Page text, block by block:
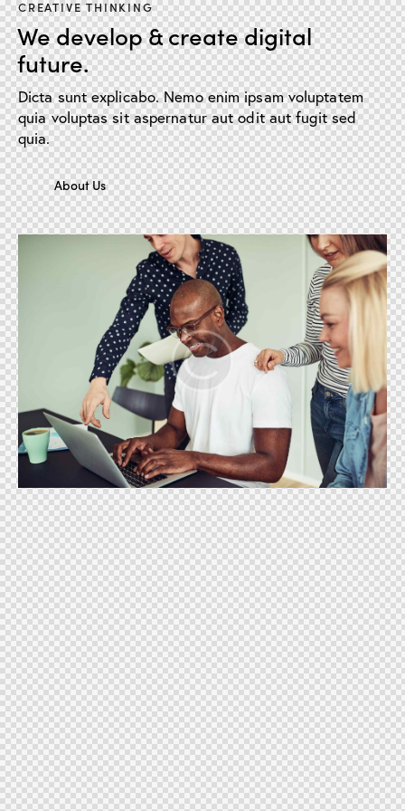
CREATIVE THINKING
We develop & create digital
future.
Dicta sunt explicabo. Nemo enim ipsam voluptatem
quia voluptas sit aspernatur aut odit aut fugit sed
quia.
About Us